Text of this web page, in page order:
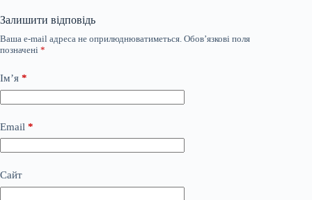
Залишити відповідь
Ваша e-mail адреса не оприлюднюватиметься. Обов’язкові поля
позначені *
Ім’я *
Email *
Сайт